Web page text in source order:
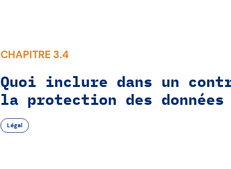
CHAPITRE 3.4
Quoi inclure dans un
la protection des données
Légal